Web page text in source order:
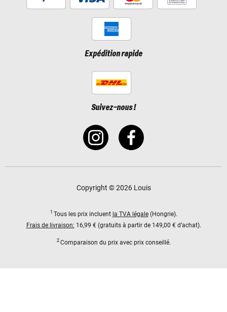
Expédition rapide
Suivez-nous !
Copyright © 2026 Louis
1 Tous les prix incluent la TVA légale(Hongrie).
Frais de livraison: 16,99 € (gratuits à partir de 149,00 € d’achat).
2 Comparaison du prix avec prix conseillé.